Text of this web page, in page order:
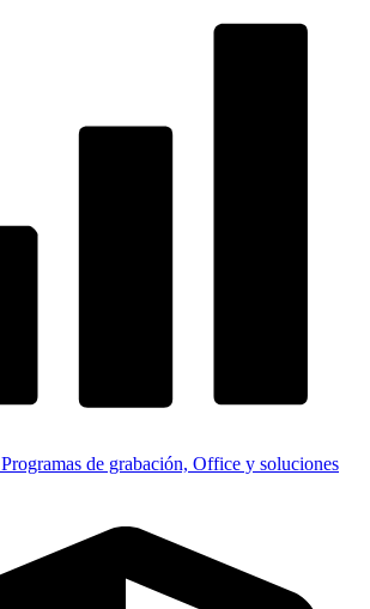
Programas de grabación, Office y soluciones